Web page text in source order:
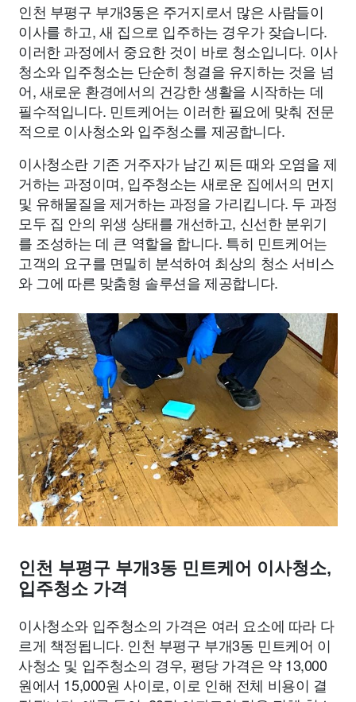
인천 부평구 부개3동은 주거지로서 많은 사람들이
이사를 하고, 새 집으로 입주하는 경우가 잦습니다.
이러한 과정에서 중요한 것이 바로 청소입니다. 이사
청소와 입주청소는 단순히 청결을 유지하는 것을 넘
어, 새로운 환경에서의 건강한 생활을 시작하는 데
필수적입니다. 민트케어는 이러한 필요에 맞춰 전문
적으로 이사청소와 입주청소를 제공합니다.
이사청소란 기존 거주자가 남긴 찌든 때와 오염을 제
거하는 과정이며, 입주청소는 새로운 집에서의 먼지
및 유해물질을 제거하는 과정을 가리킵니다. 두 과정
모두 집 안의 위생 상태를 개선하고, 신선한 분위기
를 조성하는 데 큰 역할을 합니다. 특히 민트케어는
고객의 요구를 면밀히 분석하여 최상의 청소 서비스
와 그에 따른 맞춤형 솔루션을 제공합니다.
인천 부평구 부개3동 민트케어 이사청소,
입주청소 가격
이사청소와 입주청소의 가격은 여러 요소에 따라 다
르게 책정됩니다. 인천 부평구 부개3동 민트케어 이
사청소 및 입주청소의 경우, 평당 가격은 약 13,000
원에서 15,000원 사이로, 이로 인해 전체 비용이 결